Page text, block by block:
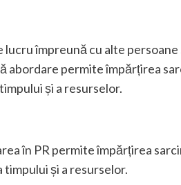
lucru împreună cu alte
abordare permite împărțirea
și a resurselor.
în PR permite împărțirea
timpului și a resurselor.